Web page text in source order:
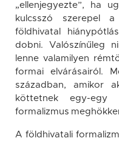
„ellenjegyezte”, ha
kulcsszó szerepel
földhivatal
dobni. Valószínűleg
lenne valamilyen
formai elvárásairól.
században, amikor
köttetnek egy-egy
formalizmus
A földhivatali